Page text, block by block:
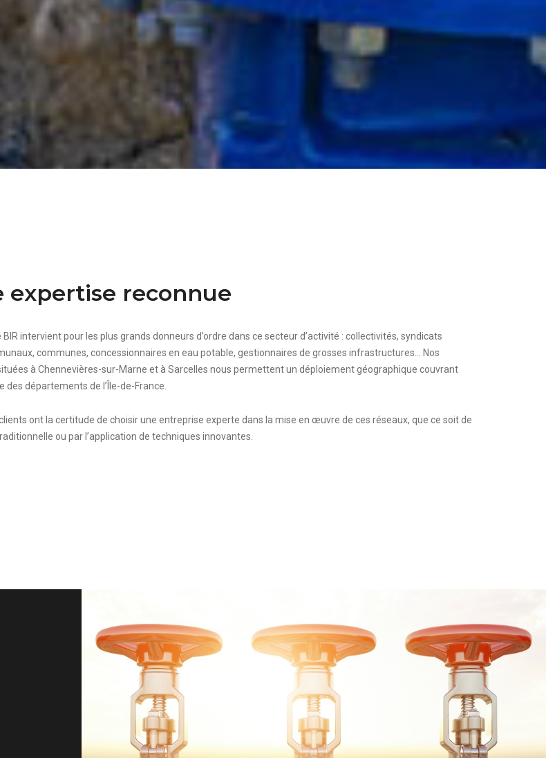
expertise reconnue
BIR intervient pour les plus grands donneurs d’ordre dans ce secteur d’activité : collectivités, syndicats
communes, concessionnaires en eau potable, gestionnaires de grosses infrastructures… Nos
à Chennevières-sur-Marne et à Sarcelles nous permettent un déploiement géographique couvrant
des départements de l’Île-de-France.
ont la certitude de choisir une entreprise experte dans la mise en œuvre de ces réseaux, que ce soit de
ou par l’application de techniques innovantes.